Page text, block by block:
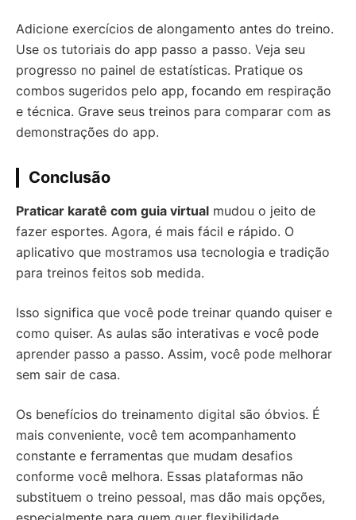
Adicione exercícios de alongamento antes do treino.
Use os tutoriais do app passo a passo. Veja seu
progresso no painel de estatísticas. Pratique os
combos sugeridos pelo app, focando em respiração
e técnica. Grave seus treinos para comparar com as
demonstrações do app.
Conclusão
Praticar karatê com guia virtual mudou o jeito de
fazer esportes. Agora, é mais fácil e rápido. O
aplicativo que mostramos usa tecnologia e tradição
para treinos feitos sob medida.
Isso significa que você pode treinar quando quiser e
como quiser. As aulas são interativas e você pode
aprender passo a passo. Assim, você pode melhorar
sem sair de casa.
Os benefícios do treinamento digital são óbvios. É
mais conveniente, você tem acompanhamento
constante e ferramentas que mudam desafios
conforme você melhora. Essas plataformas não
substituem o treino pessoal, mas dão mais opções,